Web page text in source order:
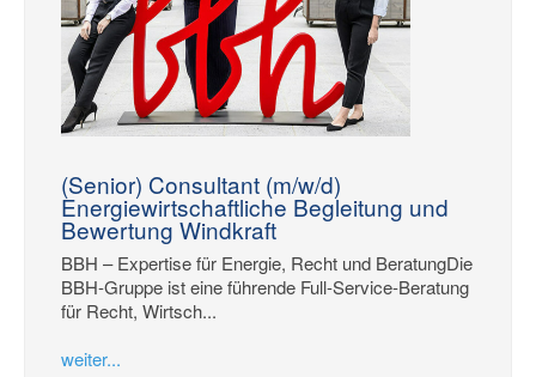
(Senior) Consultant (m/w/d)
Energiewirtschaftliche Begleitung und
Bewertung Windkraft
BBH – Expertise für Energie, Recht und BeratungDie
BBH-Gruppe ist eine führende Full-Service-Beratung
für Recht, Wirtsch...
weiter...